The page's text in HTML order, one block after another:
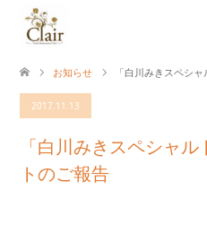
お知らせ 「白川みきスペシ
2017.11.13
「白川みきスペシャ
トのご報告